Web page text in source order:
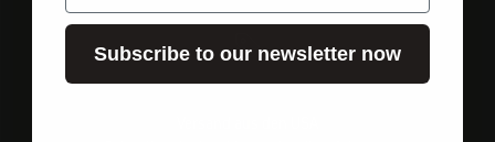
Subscribe to our newsletter now